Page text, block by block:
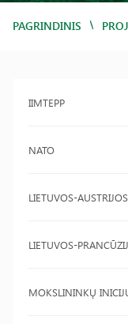
PAGRINDINIS /
IIMTEPP
NATO
LIETUVOS-
LIETUVOS-
MOKSLININKŲ